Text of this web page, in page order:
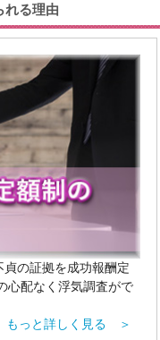
れる理由
の証拠を成功報酬定
心配なく浮気調査がで
もっと詳しく見る ＞